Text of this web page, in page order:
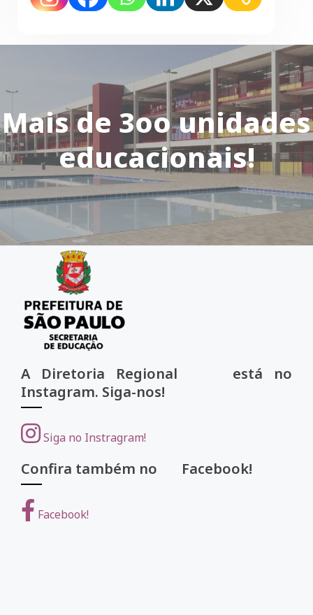
Mais de 3oo unidades
educacionais!
A Diretoria Regional está no
Instagram. Siga-nos!
Siga no Instragram!
Confira também no Facebook!
Facebook!